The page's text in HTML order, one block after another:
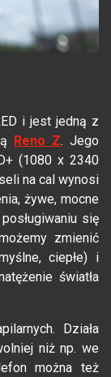
i jest jedną z
Reno Z. Jego
(1080 x 2340
na cal wynosi
żywe, mocne
się
zmienić
ciepłe) i
światła
Działa
niż np. we
można też